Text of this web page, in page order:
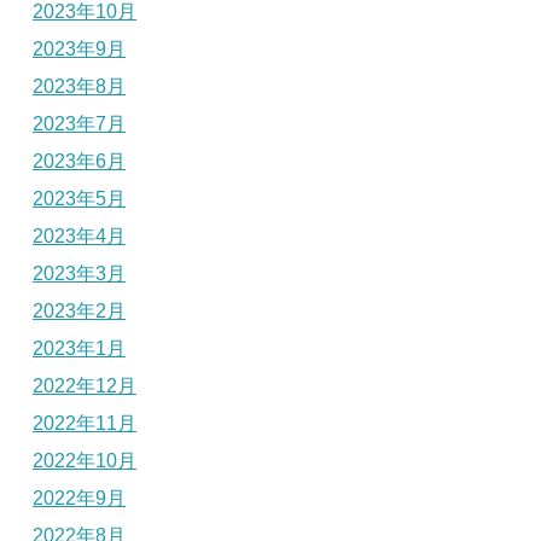
2023年10月
2023年9月
2023年8月
2023年7月
2023年6月
2023年5月
2023年4月
2023年3月
2023年2月
2023年1月
2022年12月
2022年11月
2022年10月
2022年9月
2022年8月